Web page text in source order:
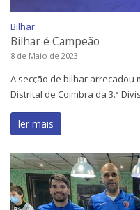
Bilhar
Bilhar é Campeão
8 de Maio de 2023
A secção de bilhar arrecadou
Distrital de Coimbra da 3.ª
ler mais